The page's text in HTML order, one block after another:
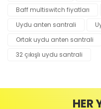
Baff multiswitch fiyatları
Uydu anten santrali
Ortak uydu anten santrali
32 çıkışlı uydu santrali
HER